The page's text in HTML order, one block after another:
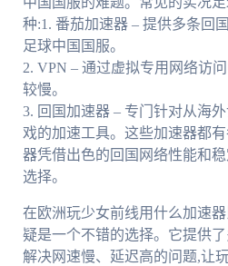
种:1. 番茄加速器 – 提供多条回
足球中国国服。
2. VPN – 通过虚拟专用网络访
较慢。
3. 回国加速器 – 专门针对从海
戏的加速工具。这些加速器都
器凭借出色的回国网络性能和
选择。
在欧洲玩少女前线用什么加速
疑是一个不错的选择。它提供
解决网速慢、延迟高的问题,让